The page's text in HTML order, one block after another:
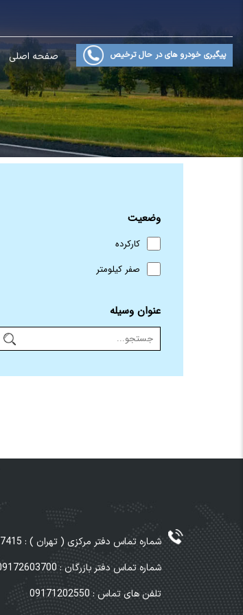
پیگیری خودرو های در حال ترخیص صفحه اصلی
وضعیت
کارکرده
صفر کیلومتر
عنوان وسیله
شماره تماس دفتر مرکزی ( تهران ) : 0219107415 -02191079412 -02191079413
شماره تماس دفتر بازرگان : 09172603700
تلفن های تماس : 09171202550